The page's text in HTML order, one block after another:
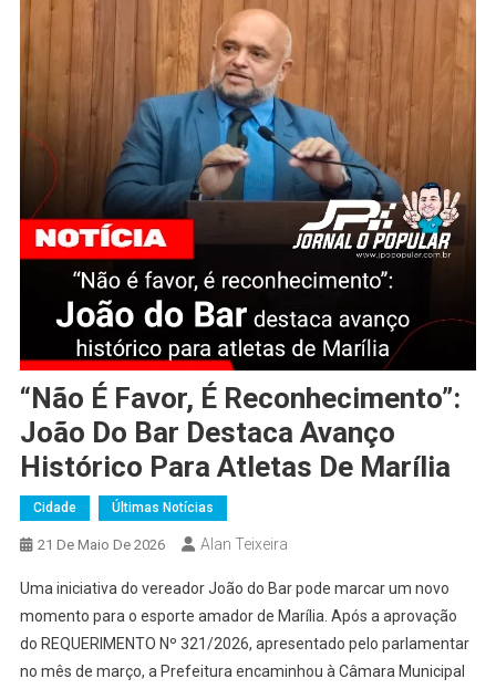
“Não É Favor, É Reconhecimento”:
João Do Bar Destaca Avanço
Histórico Para Atletas De Marília
Cidade Últimas Notícias
21 De Maio De 2026 Alan Teixeira
Uma iniciativa do vereador João do Bar pode marcar um novo
momento para o esporte amador de Marília. Após a aprovação
do REQUERIMENTO Nº 321/2026, apresentado pelo parlamentar
no mês de março, a Prefeitura encaminhou à Câmara Municipal